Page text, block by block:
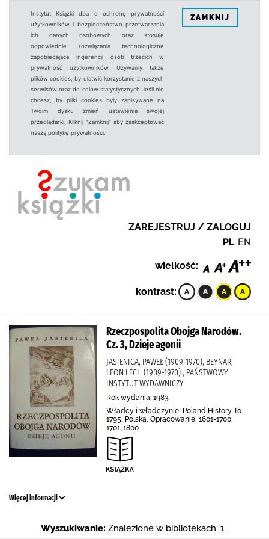
Instytut Książki dba o ochronę prywatności
użytkowników i bezpieczeństwo przetwarzania
ich danych osobowych oraz stosuje
odpowiednie rozwiązania technologiczne
zapobiegające ingerencji osób trzecich w
prywatność użytkowników. Używamy także
plików cookies, by ułatwić korzystanie z naszych
serwisów oraz do celów statystycznych.Jeśli nie
chcesz, by pliki cookies były zapisywane na
Twoim dysku zmień ustawienia swojej
przeglądarki. Kliknij "Zamknij" aby zaakceptować
naszą politykę prywatności.
ZAMKNIJ
ZAREJESTRUJ / ZALOGUJ
PL EN
wielkość:
kontrast:
Rzeczpospolita Obojga Narodów.
Cz. 3, Dzieje agonii
JASIENICA, PAWEŁ (1909-1970), BEYNAR,
LEON LECH (1909-1970)., PAŃSTWOWY
INSTYTUT WYDAWNICZY
Rok wydania: 1983.
Władcy i władczynie, Poland History To
1795, Polska, Opracowanie, 1601-1700,
1701-1800
Więcej informacji
Wyszukiwanie: Znalezione w bibliotekach: 1 .